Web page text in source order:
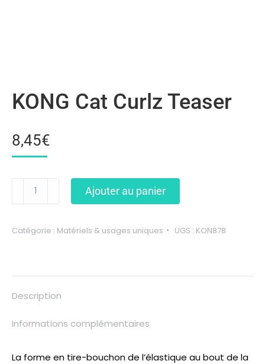
KONG Cat Curlz Teaser
8,45€
Ajouter au panier
Catégorie : Matériels & usages uniques UGS : KON878
Description
Informations complémentaires
La forme en tire-bouchon de l’élastique au bout de la